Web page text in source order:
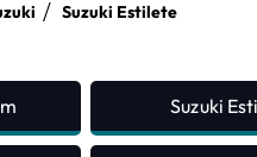
Suzuki Estilete
Suzuki